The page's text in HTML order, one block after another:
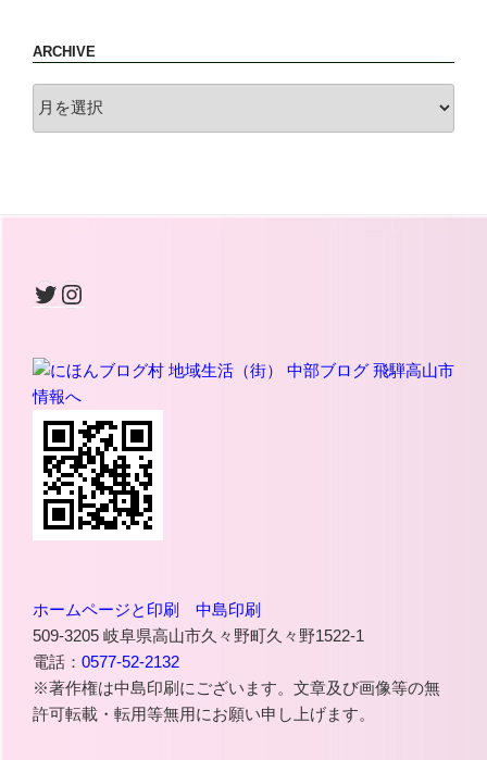
ARCHIVE
Twitter
Instagram
ホームページと印刷 中島印刷
509-3205 岐阜県高山市久々野町久々野1522-1
電話： 0577-52-2132
※著作権は中島印刷にございます。文章及び画像等の無
許可転載・転用等無用にお願い申し上げます。